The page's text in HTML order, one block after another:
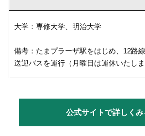
大学：専修大学、明治大学
備考：たまプラーザ駅をはじめ、12路
送迎バスを運行（月曜日は運休いたしま
公式サイトで詳しくみ